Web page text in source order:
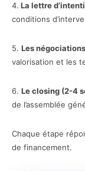
4. La lettre
conditions
5. Les
valorisation et les
6. Le closing (2-4
de l’assemblée
Chaque étape
de financement.